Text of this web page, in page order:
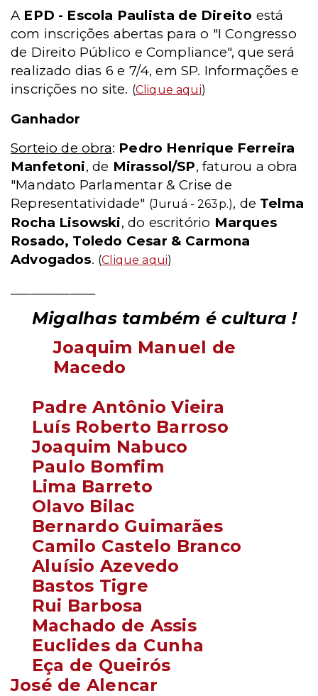
A EPD - Escola Paulista de Direito está
com inscrições abertas para o "I Congresso
de Direito Público e Compliance", que será
realizado dias 6 e 7/4, em SP. Informações e
inscrições no site. (Clique aqui)
Ganhador
Sorteio de obra: Pedro Henrique Ferreira
Manfetoni, de Mirassol/SP, faturou a obra
"Mandato Parlamentar & Crise de
Representatividade" (Juruá - 263p.), de Telma
Rocha Lisowski, do escritório Marques
Rosado, Toledo Cesar & Carmona
Advogados. (Clique aqui)
Migalhas também é cultura !
Joaquim Manuel de
Macedo
Padre Antônio Vieira
Luís Roberto Barroso
Joaquim Nabuco
Paulo Bomfim
Lima Barreto
Olavo Bilac
Bernardo Guimarães
Camilo Castelo Branco
Aluísio Azevedo
Bastos Tigre
Rui Barbosa
Machado de Assis
Euclides da Cunha
Eça de Queirós
José de Alencar